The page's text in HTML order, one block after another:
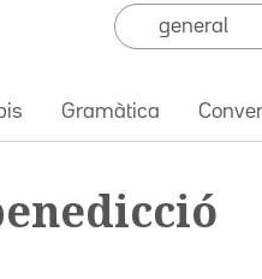
general
Gramàtica